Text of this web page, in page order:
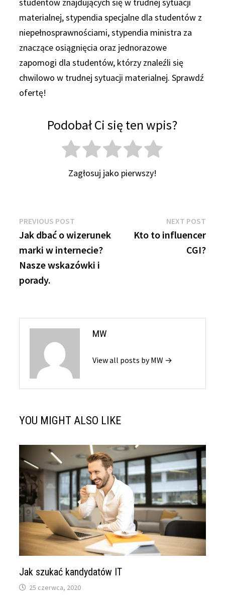
studentów znajdujących się w trudnej sytuacji
materialnej, stypendia specjalne dla studentów z
niepełnosprawnościami, stypendia ministra za
znaczące osiągnięcia oraz jednorazowe
zapomogi dla studentów, którzy znaleźli się
chwilowo w trudnej sytuacji materialnej. Sprawdź
ofertę!
Podobał Ci się ten wpis?
Zagłosuj jako pierwszy!
Nawigacja
wpisu
PREVIOUS POST
post:
Jak dbać o wizerunek
marki w internecie?
Nasze wskazówki i
porady.
NEXT POSTNext
post:
Kto to influencer
CGI?
MW
View all posts by MW →
YOU MIGHT ALSO LIKE
Jak szukać kandydatów IT
25 czerwca, 2020